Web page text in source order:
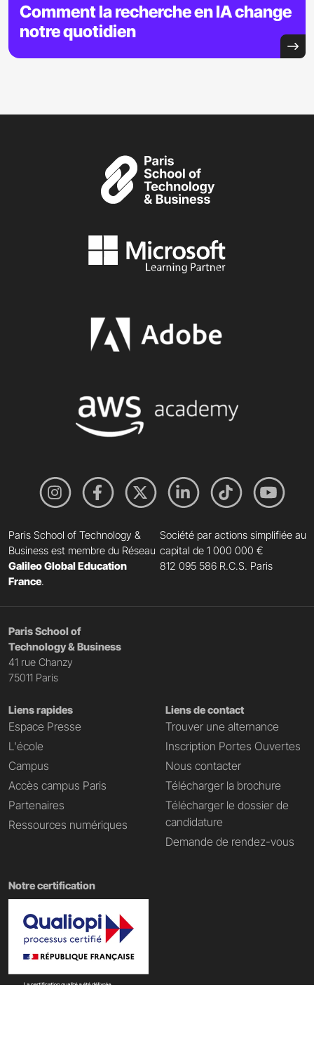
Comment larecherche en IAchange
notrequotidien
Paris School of Technology &
Business est membre du Réseau
Galileo Global Education
France.
Société par actions simplifiée au
capital de 1 000 000 €
812 095 586 R.C.S. Paris
Paris School of
Technology & Business
41 rue Chanzy
75011 Paris
Liens rapides
Espace Presse
L'école
Campus
Accès campus Paris
Partenaires
Ressources numériques
Liens de contact
Trouver une alternance
Inscription Portes Ouvertes
Nous contacter
Télécharger la brochure
Télécharger le dossier de
candidature
Demande de rendez-vous
Notre certification